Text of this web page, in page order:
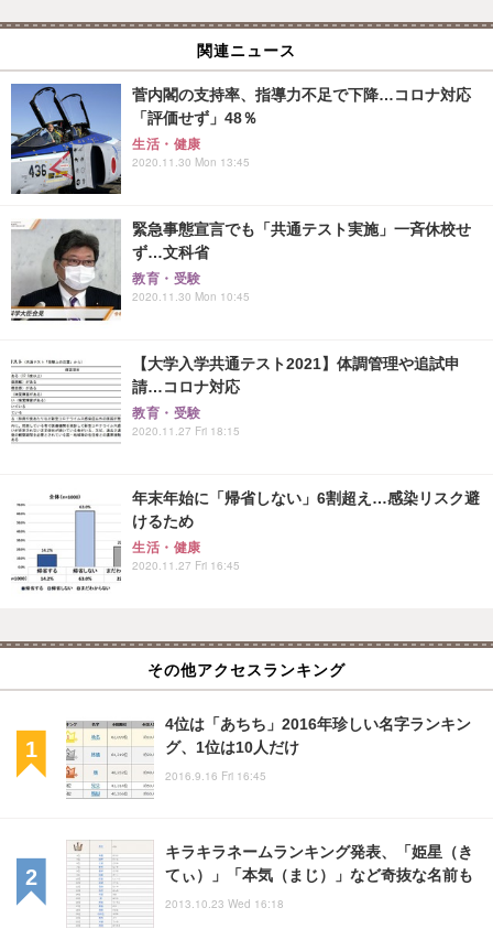
関連ニュース
菅内閣の支持率、指導力不足で下降…コロナ対応
「評価せず」48％
生活・健康
2020.11.30 Mon 13:45
緊急事態宣言でも「共通テスト実施」一斉休校せ
ず…文科省
教育・受験
2020.11.30 Mon 10:45
【大学入学共通テスト2021】体調管理や追試申
請…コロナ対応
教育・受験
2020.11.27 Fri 18:15
年末年始に「帰省しない」6割超え…感染リスク避
けるため
生活・健康
2020.11.27 Fri 16:45
その他アクセスランキング
4位は「あちち」2016年珍しい名字ランキン
グ、1位は10人だけ
2016.9.16 Fri 16:45
キラキラネームランキング発表、「姫星（き
てぃ）」「本気（まじ）」など奇抜な名前も
2013.10.23 Wed 16:18